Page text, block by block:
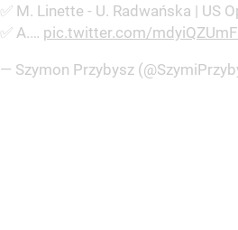
✅ M. Linette - U. Radwańska | US
✅ A.… pic.twitter.com/
— Szymon Przybysz